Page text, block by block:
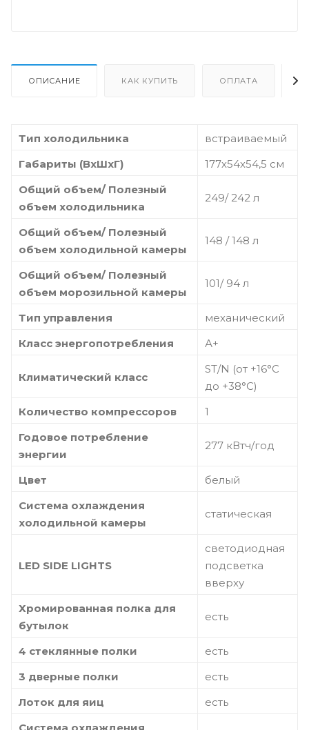
ОПИСАНИЕ КАК КУПИТЬ ОПЛАТА
Тип холодильника
встраиваемый
Габариты (ВхШхГ)
177х54х54,5 см
Общий объем/ Полезный
объем холодильника
249/ 242 л
Общий объем/ Полезный
объем холодильной камеры
148 / 148 л
Общий объем/ Полезный
объем морозильной камеры
101/ 94 л
Тип управления
механический
Класс энергопотребления
А+
Климатический класс
ST/N (от +16°С
до +38°С)
Количество компрессоров
1
Годовое потребление
энергии
277 кВтч/год
Цвет
белый
Система охлаждения
холодильной камеры
статическая
LED SIDE LIGHTS
светодиодная
подсветка
вверху
Хромированная полка для
бутылок
есть
4 стеклянные полки
есть
3 дверные полки
есть
Лоток для яиц
есть